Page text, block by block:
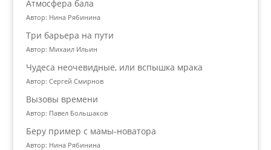
Атмосфера бала
Автор: Нина Рябинина
Три барьера на пути
Автор: Михаил Ильин
Чудеса неочевидные, или вспышка мрака
Автор: Сергей Смирнов
Вызовы времени
Автор: Павел Большаков
Беру пример с мамы-новатора
Автор: Нина Рябинина